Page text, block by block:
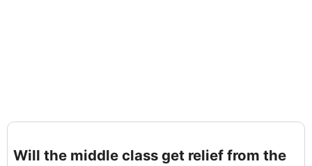
Will the middle class get relief from the